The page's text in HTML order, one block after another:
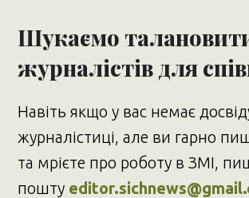
Шукаємо
журналістів для
Навіть якщо у вас немає
журналістиці, але ви гарно
та мрієте про роботу в ЗМІ,
пошту